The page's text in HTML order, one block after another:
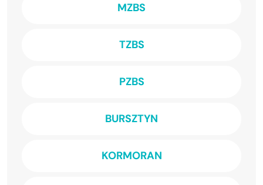
MZBS
TZBS
PZBS
BURSZTYN
KORMORAN